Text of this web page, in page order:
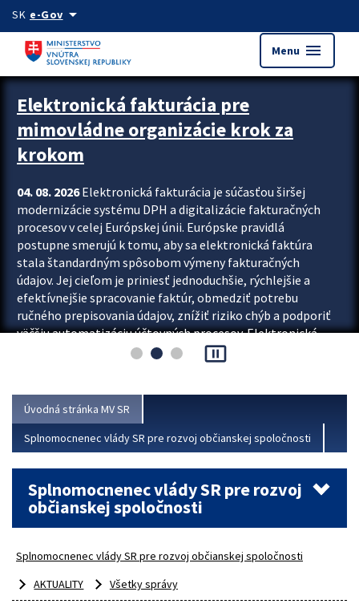
Preskocit na hlavný obsah
SK e-Govarrow_drop_down
Menu menu
Zastavit automatický posun upútavok
Elektronická fakturácia pre
mimovládne organizácie krok za
krokom
04. 08. 2026Elektronická fakturácia je súčasťou širšej
modernizácie systému DPH a digitalizácie fakturačných
procesov v celej Európskej únii. Európske pravidlá
postupne smerujú k tomu, aby sa elektronická faktúra
stala štandardným spôsobom výmeny fakturačných
údajov. Jej cieľom je priniesť jednoduchšie, rýchlejšie a
efektívnejšie spracovanie faktúr, obmedziť potrebu
ručného prepisovania údajov, znížiť riziko chýb a podporiť
väčšiu automatizáciu účtovných procesov. Elektronická
fakturácia preto nepredstavuje...
pause_presentation
Úvodná stránka MV SR
Splnomocnenec vlády SR pre rozvoj občianskej spoločnosti
Splnomocnenec vlády SR pre rozvoj
občianskej spoločnosti
Splnomocnenec vlády SR pre rozvoj občianskej spoločnosti
AKTUALITY
Všetky správy